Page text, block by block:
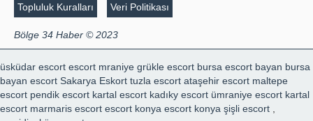
Topluluk Kuralları Veri Politikası
Bölge 34 Haber © 2023
üsküdar escort escort mraniye grükle escort bursa escort bayan bursa
bayan escort Sakarya Eskort tuzla escort ataşehir escort maltepe
escort pendik escort kartal escort kadıky escort ümraniye escort kartal
escort marmaris escort escort konya escort konya şişli escort